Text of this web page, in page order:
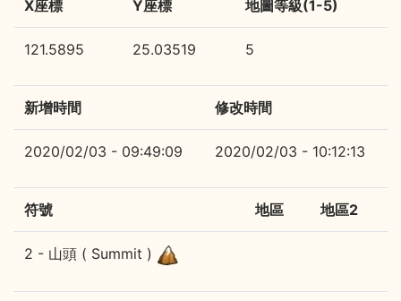
X座標 Y座標 地圖等級(1-5)
121.5895 25.03519 5
新增時間 修改時間
2020/02/03 - 09:49:09 2020/02/03 - 10:12:13
符號 地區 地區2
2 - 山頭 ( Summit )